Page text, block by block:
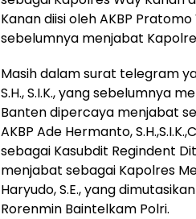
Kanan diisi oleh AKBP Pratomo
sebelumnya menjabat
Masih dalam surat telegram
S.H., S.I.K., yang sebelumnya
Banten dipercaya menjabat
AKBP Ade Hermanto,
sebagai Kasubdit Regindent
menjabat sebagai Kapolres
Haryudo, S.E., yang
Rorenmin Baintelkam Polri.